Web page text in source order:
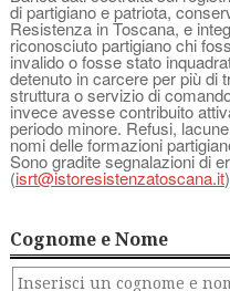
di partigiano e patriota,
Resistenza in Toscana, e
riconosciuto partigiano chi
invalido o fosse stato
detenuto in carcere per più di
struttura o servizio di
invece avesse contribuito
periodo minore. Refusi,
nomi delle formazioni
Sono gradite segnalazioni di
(isrt@istoresistenzatoscana.it
Cognome e Nome